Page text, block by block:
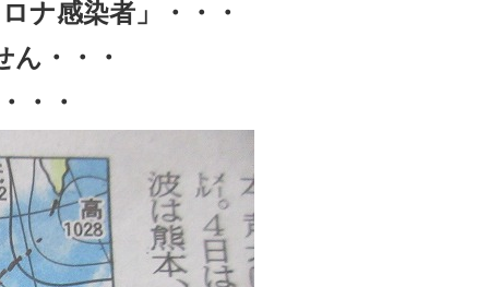
ナ感染者」・・・
・・・
・・